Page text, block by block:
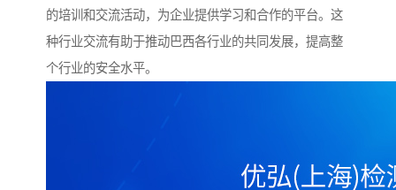
的培训和交流活动，为企业提供学习和合作的平台。这
种行业交流有助于推动巴西各行业的共同发展，提高整
个行业的安全水平。